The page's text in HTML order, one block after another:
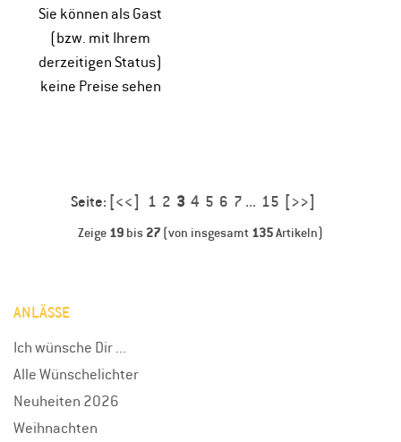
Sie können als Gast
(bzw. mit Ihrem
derzeitigen Status)
keine Preise sehen
Seite: [<<] 1 2 3 4 5 6 7 ... 15 [>>]
Zeige 19 bis 27 (von insgesamt 135Artikeln)
ANLÄSSE
Ich wünsche Dir ...
Alle Wünschelichter
Neuheiten 2026
Weihnachten